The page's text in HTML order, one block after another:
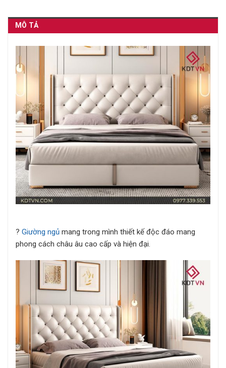
MÔ TẢ
? Giường ngủ mang trong mình thiết kế độc đáo mang
phong cách châu âu cao cấp và hiện đại.